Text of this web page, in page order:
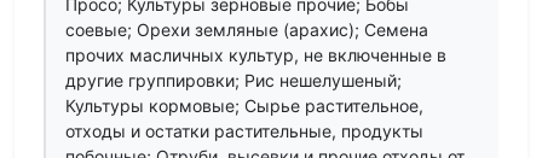
Просо; Культуры зерновые прочие; Бобы
соевые; Орехи земляные (арахис); Семена
прочих масличных культур, не включенные в
другие группировки; Рис нешелушеный;
Культуры кормовые; Сырье растительное,
отходы и остатки растительные, продукты